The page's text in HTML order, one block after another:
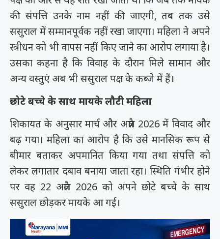
की संपत्ति उनके नाम नहीं की जाएगी, तब तक उसे
ससुराल में सम्मानपूर्वक नहीं रखा जाएगा। महिला ने अपने
स्त्रीधन को भी वापस नहीं किए जाने का आरोप लगाया है।
उसका कहना है कि विवाह के दौरान मिले सामान और
अन्य वस्तुएं अब भी ससुराल पक्ष के कब्जे में हैं।
छोटे बच्चे के साथ मायके लौटी महिला
शिकायत के अनुसार मार्च और अप्रैल 2026 में विवाद और
बढ़ गया। महिला का आरोप है कि उसे मानसिक रूप से
बीमार बताकर अपमानित किया गया तथा संपत्ति को
लेकर लगातार दबाव बनाया जाता रहा। स्थिति गंभीर होने
पर वह 22 अप्रैल 2026 को अपने छोटे बच्चे के साथ
ससुराल छोड़कर मायके आ गई।